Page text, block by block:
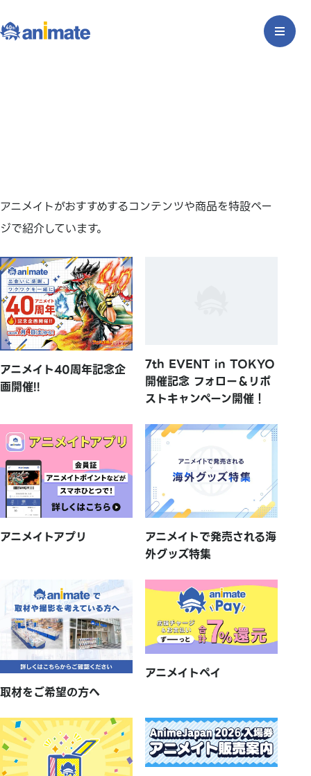
アニメイトがおすすめするコンテンツや商品を特設ペー
ジで紹介しています。
アニメイト40周年記念企
画開催!!
7th EVENT in TOKYO
開催記念 フォロー＆リポ
ストキャンペーン開催！
アニメイトアプリ
アニメイトで発売される海
外グッズ特集
取材をご希望の方へ
アニメイトペイ